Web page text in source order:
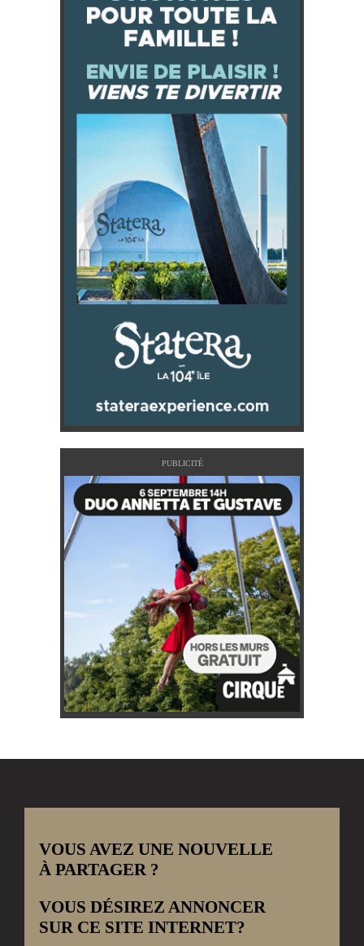
PUBLICITÉ
VOUS AVEZ UNE NOUVELLE
À PARTAGER ?
VOUS DÉSIREZ ANNONCER
SUR CE SITE INTERNET?